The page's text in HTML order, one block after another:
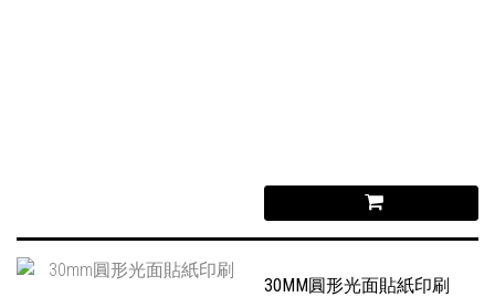
30MM圓形光面貼紙印刷